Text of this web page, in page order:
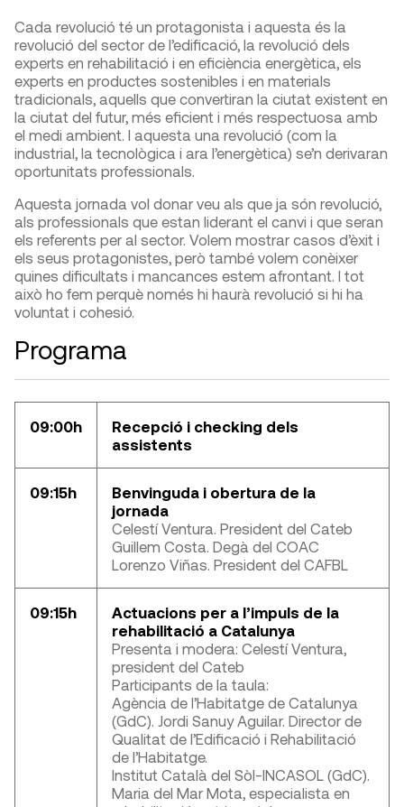
Cada revolució té un protagonista i aquesta és la
revolució del sector de l’edificació, la revolució dels
experts en rehabilitació i en eficiència energètica, els
experts en productes sostenibles i en materials
tradicionals, aquells que convertiran la ciutat existent en
la ciutat del futur, més eficient i més respectuosa amb
el medi ambient. I aquesta una revolució (com la
industrial, la tecnològica i ara l’energètica) se’n derivaran
oportunitats professionals.
Aquesta jornada vol donar veu als que ja són revolució,
als professionals que estan liderant el canvi i que seran
els referents per al sector. Volem mostrar casos d’èxit i
els seus protagonistes, però també volem conèixer
quines dificultats i mancances estem afrontant. I tot
això ho fem perquè només hi haurà revolució si hi ha
voluntat i cohesió.
Programa
09:00h
Recepció i checking dels
assistents
09:15h
Benvinguda i obertura de la
jornada
Celestí Ventura. President del Cateb
Guillem Costa. Degà del COAC
Lorenzo Viñas. President del CAFBL
09:15h
Actuacions per a l’impuls de la
rehabilitació a Catalunya
Presenta i modera: Celestí Ventura,
president del Cateb
Participants de la taula:
Agència de l’Habitatge de Catalunya
(GdC). Jordi Sanuy Aguilar. Director de
Qualitat de l’Edificació i Rehabilitació
de l’Habitatge.
Institut Català del Sòl-INCASOL (GdC).
Maria del Mar Mota, especialista en